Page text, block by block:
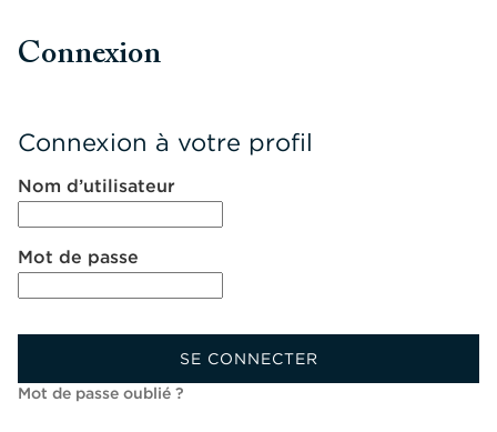
Connexion
Connexion à votre profil
Nom d’utilisateur
Mot de passe
SE CONNECTER
Mot de passe oublié ?